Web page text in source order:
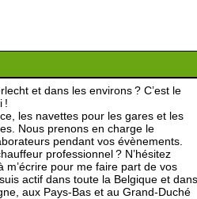
et dans les environs ? C’est le
!
les navettes pour les gares et les
Nous prenons en charge le
pendant vos évènements.
professionnel ? N’hésitez
pour me faire part de vos
actif dans toute la Belgique et dans
aux Pays-Bas et au Grand-Duché